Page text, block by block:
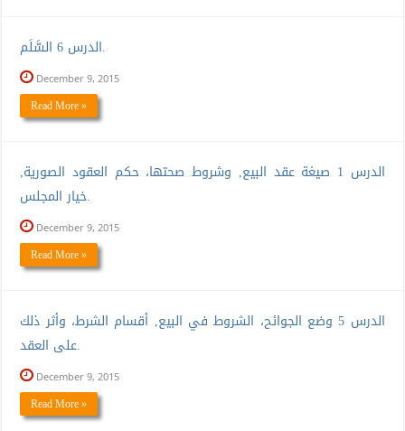
الدرس 6 السَّلَم.
December 9, 2015
Read More »
الدرس 1 صيغة عقد البيع, وشروط صحتها، حكم العقود الصورية,
خيار المجلس.
December 9, 2015
Read More »
الدرس 5 وضع الجوائح، الشروط في البيع, أقسام الشرط، وأثر ذلك
على العقد.
December 9, 2015
Read More »